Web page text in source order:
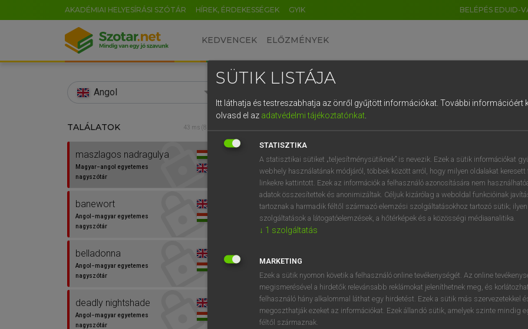
AKADÉMIAI HELYESÍRÁSI SZÓTÁR HÍREK, ÉRDEKESSÉGEK GYIK BELÉPÉS EDUID-
KEDVENCEK ELŐZMÉNYEK
Angol
TALÁLATOK 43 ms (8 db)
maszlagos nadragulya
Magyar−angol egyetemes
nagyszótár
banewort
Angol−magyar egyetemes
nagyszótár
belladonna
Angol−magyar egyetemes
nagyszótár
deadly nightshade
Angol−magyar egyetemes
nagyszótár
Magyar−angol egyetemes nagyszótár
VAN ELŐFIZETÉSED?
megtekintéséhez.
BELÉPÉS
próbaverziójának
regisztrálok ésbelépek.
REGISZTRÁCIÓ
SÜTIK LISTÁJA
Itt láthatja és testreszabhatja az önről gyűjtött információkat. További információért
olvasd el az adatvédelmi tájékoztatónkat.
STATISZTIKA
A statisztikai sütiket „teljesítménysütiknek” is nevezik. Ezek a sütik információkat
webhely használatának módjáról, többek között arról, hogy milyen oldalakat keresett
linkekre kattintott. Ezek az információk a felhasználó azonosítására nem
adatok összesítettek és anonimizáltak. Céljuk kizárólag a weboldal funkcióinak
tartoznak a harmadik féltől származó elemzési szolgáltatásokhoz tartozó sütik;
szolgáltatások a látogatóelemzések, a hőtérképek és a közösségi médiaanalitika.
↓ 1 szolgáltatás
MARKETING
Ezek a sütik nyomon követik a felhasználó online tevékenységét. Az online
megismerésével a hirdetők relevánsabb reklámokat jeleníthetnek meg, és
felhasználó hány alkalommal láthat egy hirdetést. Ezek a sütik más szervezetekkel
megoszthatják ezeket az információkat. Ezek állandó sütik, amelyek szinte mindig
féltől származnak.
EN HU DE CN FR ES IT NL
0 1 2 3 4 5 6 7 8 9
q w e r t z u i
a s d f g h j k l é
í y x c v b n m , .